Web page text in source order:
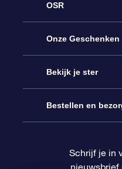
OSR
Service
Contact
Blog
Onze Geschenken
Online Star Gift
OSR Cadeaupakket
Bekijk je ster
Sterrenregister
Bestellen en
Schrijf je in
nieuwsbrief